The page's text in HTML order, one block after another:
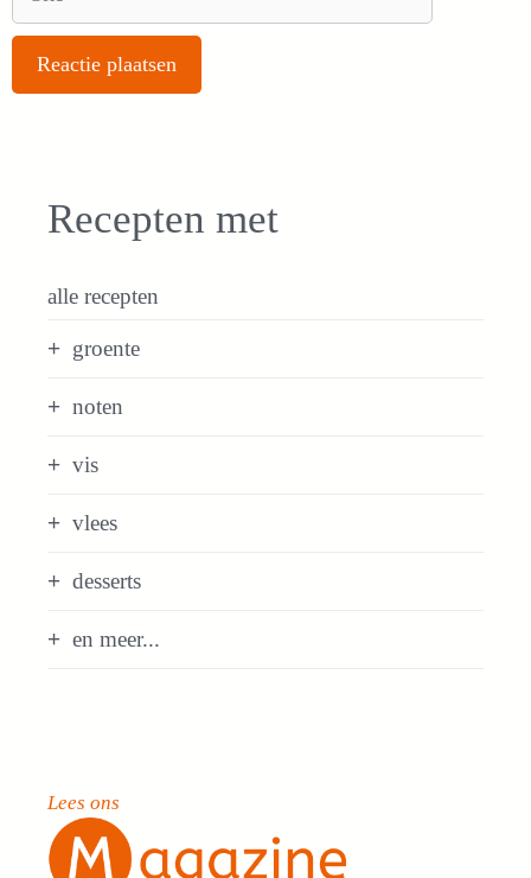
Recepten met
alle recepten
groente
noten
vis
vlees
desserts
en meer...
Lees ons